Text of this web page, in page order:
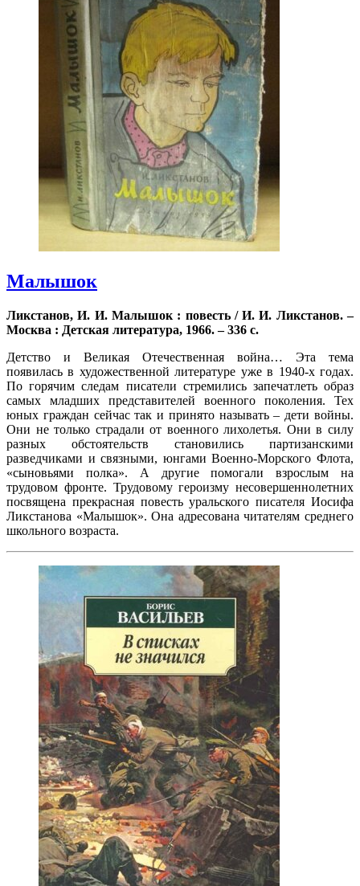
Малышок
Ликстанов, И. И. Малышок : повесть / И. И. Ликстанов. –
Москва : Детская литература, 1966. – 336 с.
Детство и Великая Отечественная война… Эта тема
появилась в художественной литературе уже в 1940-х годах.
По горячим следам писатели стремились запечатлеть образ
самых младших представителей военного поколения. Тех
юных граждан сейчас так и принято называть – дети войны.
Они не только страдали от военного лихолетья. Они в силу
разных обстоятельств становились партизанскими
разведчиками и связными, юнгами Военно-Морского Флота,
«сыновьями полка». А другие помогали взрослым на
трудовом фронте. Трудовому героизму несовершеннолетних
посвящена прекрасная повесть уральского писателя Иосифа
Ликстанова «Малышок». Она адресована читателям среднего
школьного возраста.